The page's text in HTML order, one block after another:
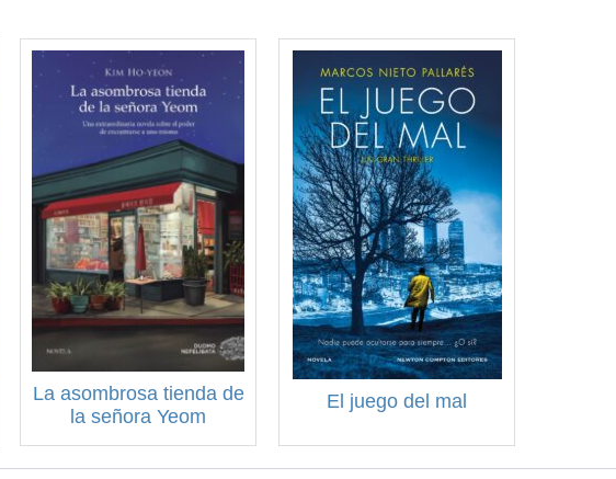
La asombrosa tienda de
la señora Yeom
El juego del mal